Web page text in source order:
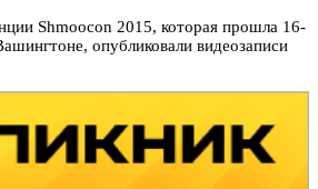
Shmoocon 2015, которая прошла 16-
опубликовали видеозаписи